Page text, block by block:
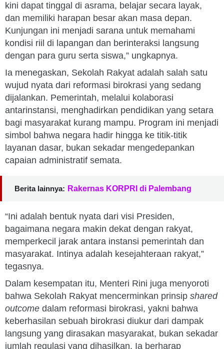
kini dapat tinggal di asrama, belajar secara layak,
dan memiliki harapan besar akan masa depan.
Kunjungan ini menjadi sarana untuk memahami
kondisi riil di lapangan dan berinteraksi langsung
dengan para guru serta siswa,” ungkapnya.
Ia menegaskan, Sekolah Rakyat adalah salah satu
wujud nyata dari reformasi birokrasi yang sedang
dijalankan. Pemerintah, melalui kolaborasi
antarinstansi, menghadirkan pendidikan yang setara
bagi masyarakat kurang mampu. Program ini menjadi
simbol bahwa negara hadir hingga ke titik-titik
layanan dasar, bukan sekadar mengedepankan
capaian administratif semata.
Berita lainnya: Rakernas KORPRI di Palembang
“Ini adalah bentuk nyata dari visi Presiden,
bagaimana negara makin dekat dengan rakyat,
memperkecil jarak antara instansi pemerintah dan
masyarakat. Intinya adalah kesejahteraan rakyat,”
tegasnya.
Dalam kesempatan itu, Menteri Rini juga menyoroti
bahwa Sekolah Rakyat mencerminkan prinsip shared
outcome dalam reformasi birokrasi, yakni bahwa
keberhasilan sebuah birokrasi diukur dari dampak
langsung yang dirasakan masyarakat, bukan sekadar
jumlah regulasi yang dihasilkan. Ia berharap